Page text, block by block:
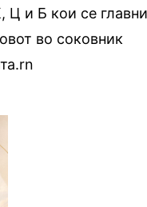
и Б кои се
во соковник